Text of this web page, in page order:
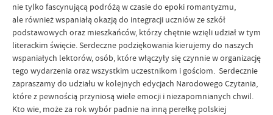
nie tylko fascynującą podróżą w czasie do epoki romantyzmu,
ale również wspaniałą okazją do integracji uczniów ze szkół
podstawowych oraz mieszkańców, którzy chętnie wzięli udział w tym
literackim święcie. Serdeczne podziękowania kierujemy do naszych
wspaniałych lektorów, osób, które włączyły się czynnie w organizację
tego wydarzenia oraz wszystkim uczestnikom i gościom. Serdecznie
zapraszamy do udziału w kolejnych edycjach Narodowego Czytania,
które z pewnością przyniosą wiele emocji i niezapomnianych chwil.
Kto wie, może za rok wybór padnie na inną perełkę polskiej